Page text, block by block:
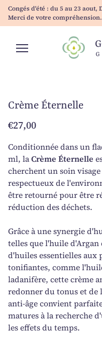
Skip to content
Congés d'été : du 5 au 23
Merci de votre compréhension.
Navigation mobile
Accueil
Crème Éternelle
Prix normal
€27,00
Conditionnée dans un
ml, laCrème Éternelle
cherchent un soin
respectueux de
être retourné pour être
réduction des déchets.
Grâce à une synergie
telles que l'huile d'Argan
d'huiles essentielles aux
tonifiantes, comme
ladanifère, cette crème
redonner du tonus et de
anti-âge convient
matures à la recherche
les effets du temps.